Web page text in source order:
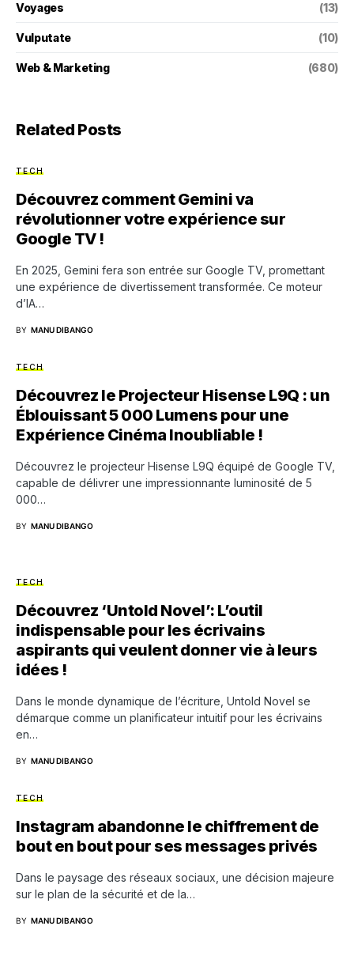
Voyages (13)
Vulputate (10)
Web & Marketing (680)
Related Posts
TECH
Découvrez comment Gemini va
révolutionner votre expérience sur
Google TV !
En 2025, Gemini fera son entrée sur Google TV, promettant
une expérience de divertissement transformée. Ce moteur
d’IA…
BY MANU DIBANGO
TECH
Découvrez le Projecteur Hisense L9Q : un
Éblouissant 5 000 Lumens pour une
Expérience Cinéma Inoubliable !
Découvrez le projecteur Hisense L9Q équipé de Google TV,
capable de délivrer une impressionnante luminosité de 5
000…
BY MANU DIBANGO
TECH
Découvrez ‘Untold Novel’: L’outil
indispensable pour les écrivains
aspirants qui veulent donner vie à leurs
idées !
Dans le monde dynamique de l’écriture, Untold Novel se
démarque comme un planificateur intuitif pour les écrivains
en…
BY MANU DIBANGO
TECH
Instagram abandonne le chiffrement de
bout en bout pour ses messages privés
Dans le paysage des réseaux sociaux, une décision majeure
sur le plan de la sécurité et de la…
BY MANU DIBANGO